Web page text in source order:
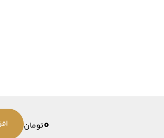
0تومان